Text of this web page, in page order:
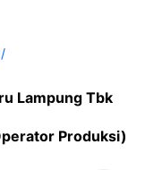
Lampung Tbk
Produksi)